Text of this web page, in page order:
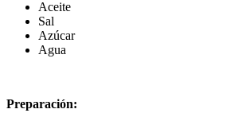
Aceite
Sal
Azúcar
Agua
Preparación: